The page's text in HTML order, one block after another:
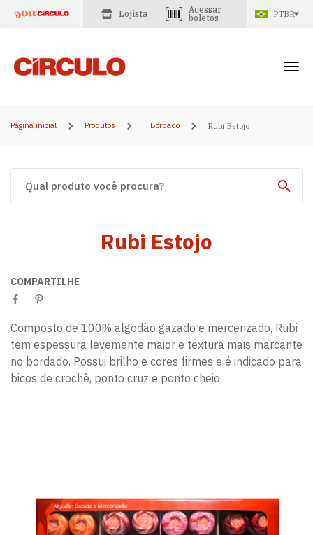
Lojista
Acessar
boletos
PTBR
Página inicial Produtos Bordado Rubi Estojo
Rubi Estojo
COMPARTILHE
Composto de 100% algodão gazado e mercerizado, Rubi
tem espessura levemente maior e textura mais marcante
no bordado. Possui brilho e cores firmes e é indicado para
bicos de crochê, ponto cruz e ponto cheio